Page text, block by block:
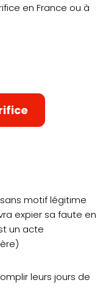
en France ou à
motif légitime
expier sa faute en
un acte
leurs jours de